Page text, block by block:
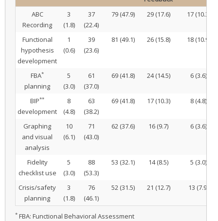
ABC
Recording
3
(1.8)
37
(22.4)
79 (47.9) 29 (17.6) 17 (10.3)
Functional
hypothesis
development
1
(0.6)
39
(23.6)
81 (49.1) 26 (15.8) 18 (10.9)
FBA*
planning
5
(3.0)
61
(37.0)
69 (41.8) 24 (14.5) 6 (3.6)
BIP**
development
8
(4.8)
63
(38.2)
69 (41.8) 17 (10.3) 8 (4.8)
Graphing
and visual
analysis
10
(6.1)
71
(43.0)
62 (37.6) 16 (9.7) 6 (3.6)
Fidelity
checklist use
5
(3.0)
88
(53.3)
53 (32.1) 14 (8.5) 5 (3.0)
Crisis/safety
planning
3
(1.8)
76
(46.1)
52 (31.5) 21 (12.7) 13 (7.9)
* FBA: Functional Behavioral Assessment